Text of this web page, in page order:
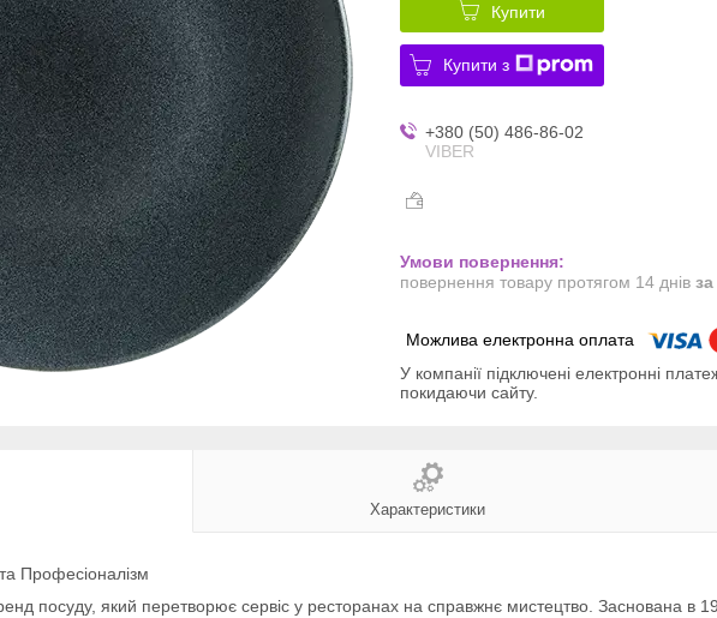
Купити
Купити з
+380 (50) 486-86-02
VIBER
повернення товару протягом 14 днів
У компанії підключені електронні
покидаючи сайту.
Характеристики
Професіоналізм
посуду, який перетворює сервіс у ресторанах на справжнє мистецтво. Заснована в